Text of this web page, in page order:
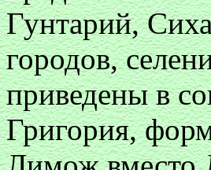
Гунтарий,
городов,
приведены в
Григория,